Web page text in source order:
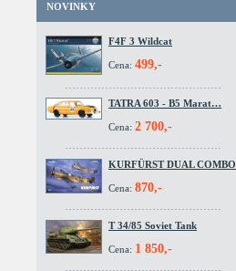
NOVINKY
F4F 3 Wildcat
Cena: 499,-
TATRA 603 - B5 Marat…
Cena: 2 700,-
KURFÜRST DUAL COMBO
Cena: 870,-
T 34/85 Soviet Tank
Cena: 1 850,-